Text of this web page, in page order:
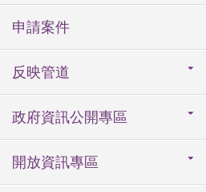
申請案件
反映管道
政府資訊公開專區
開放資訊專區